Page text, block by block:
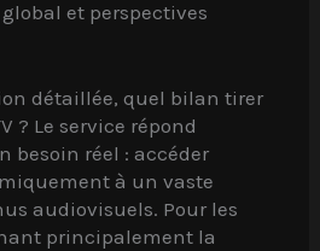
et perspectives
détaillée, quel bilan tirer
? Le service répond
besoin réel : accéder
à un vaste
audiovisuels. Pour les
principalement la